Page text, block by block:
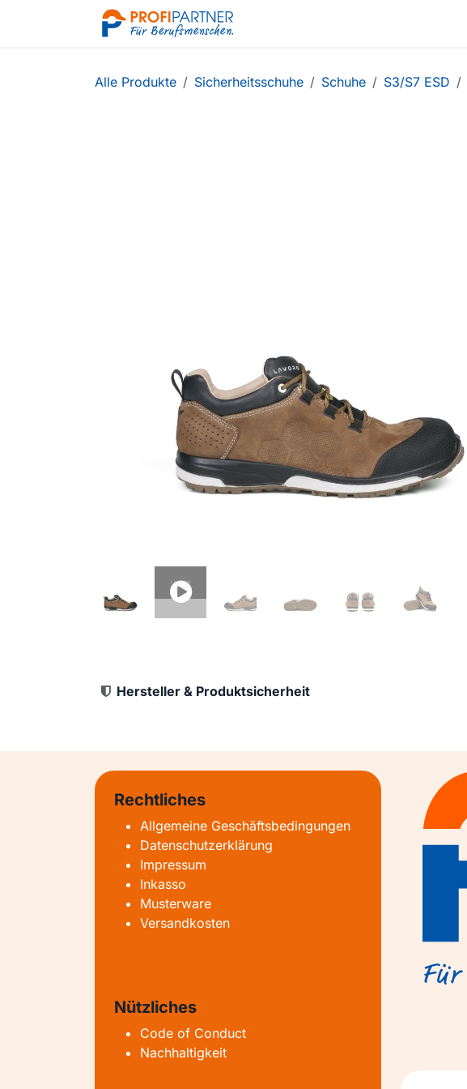
Zum Inhalt springen
Alle Produkte Sicherheitsschuhe Schuhe S3/S7 ESD
Hersteller & Produktsicherheit
Rechtliches
Allgemeine Geschäftsbedingungen
Datenschutzerklärung
Impressum
Inkasso
Musterware
Versandkosten
Nützliches
Code of Conduct
Nachhaltigkeit